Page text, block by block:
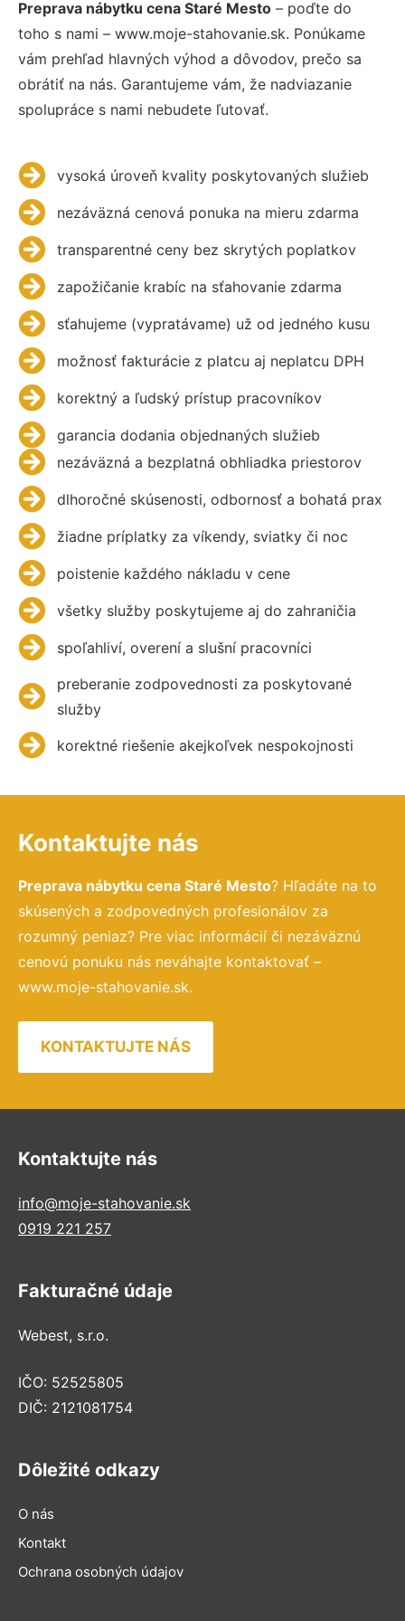
Preprava nábytku cena Staré Mesto – poďte do
toho s nami – www.moje-stahovanie.sk. Ponúkame
vám prehľad hlavných výhod a dôvodov, prečo sa
obrátiť na nás. Garantujeme vám, že nadviazanie
spolupráce s nami nebudete ľutovať.
vysoká úroveň kvality poskytovaných služieb
nezáväzná cenová ponuka na mieru zdarma
transparentné ceny bez skrytých poplatkov
zapožičanie krabíc na sťahovanie zdarma
sťahujeme (vypratávame) už od jedného kusu
možnosť fakturácie z platcu aj neplatcu DPH
korektný a ľudský prístup pracovníkov
garancia dodania objednaných služieb
nezáväzná a bezplatná obhliadka priestorov
dlhoročné skúsenosti, odbornosť a bohatá prax
žiadne príplatky za víkendy, sviatky či noc
poistenie každého nákladu v cene
všetky služby poskytujeme aj do zahraničia
spoľahliví, overení a slušní pracovníci
preberanie zodpovednosti za poskytované
služby
korektné riešenie akejkoľvek nespokojnosti
Kontaktujte nás
Preprava nábytku cena Staré Mesto? Hľadáte na to
skúsených a zodpovedných profesionálov za
rozumný peniaz? Pre viac informácií či nezáväznú
cenovú ponuku nás neváhajte kontaktovať –
www.moje-stahovanie.sk.
KONTAKTUJTE NÁS
Kontaktujte nás
info@moje-stahovanie.sk
0919 221 257
Fakturačné údaje
Webest, s.r.o.
IČO: 52525805
DIČ: 2121081754
Dôležité odkazy
O nás
Kontakt
Ochrana osobných údajov